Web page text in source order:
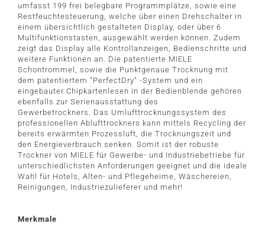
umfasst 199 frei belegbare Programmplätze, sowie eine
Restfeuchtesteuerung, welche über einen Drehschalter in
einem übersichtlich gestalteten Display, oder über 6
Multifunktionstasten, ausgewählt werden können. Zudem
zeigt das Display alle Kontrollanzeigen, Bedienschritte und
weitere Funktionen an. Die patentierte MIELE
Schontrommel, sowie die Punktgenaue Trocknung mit
dem patentiertem "PerfectDry" -System und ein
eingebauter Chipkartenlesen in der Bedienblende gehören
ebenfalls zur Serienausstattung des
Gewerbetrockners. Das Umlufttrocknungssystem des
professionellen Ablufttrockners kann mittels Recycling der
bereits erwärmten Prozessluft, die Trocknungszeit und
den Energieverbrauch senken. Somit ist der robuste
Trockner von MIELE für Gewerbe- und Industriebetriebe für
unterschiedlichsten Anforderungen geeignet und die ideale
Wahl für Hotels, Alten- und Pflegeheime, Wäschereien,
Reinigungen, Industriezulieferer und mehr!
Merkmale